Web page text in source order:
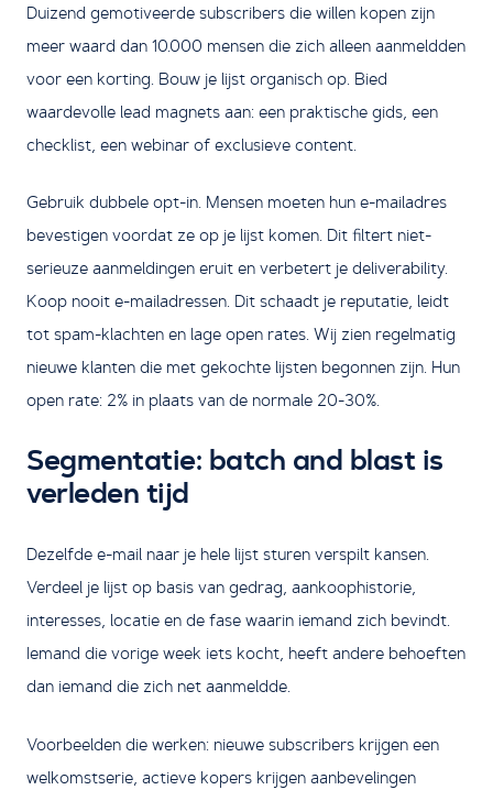
Duizend gemotiveerde subscribers die willen kopen zijn
meer waard dan 10.000 mensen die zich alleen aanmeldden
voor een korting. Bouw je lijst organisch op. Bied
waardevolle lead magnets aan: een praktische gids, een
checklist, een webinar of exclusieve content.
Gebruik dubbele opt-in. Mensen moeten hun e-mailadres
bevestigen voordat ze op je lijst komen. Dit filtert niet-
serieuze aanmeldingen eruit en verbetert je deliverability.
Koop nooit e-mailadressen. Dit schaadt je reputatie, leidt
tot spam-klachten en lage open rates. Wij zien regelmatig
nieuwe klanten die met gekochte lijsten begonnen zijn. Hun
open rate: 2% in plaats van de normale 20-30%.
Segmentatie: batch and blast is
verleden tijd
Dezelfde e-mail naar je hele lijst sturen verspilt kansen.
Verdeel je lijst op basis van gedrag, aankoophistorie,
interesses, locatie en de fase waarin iemand zich bevindt.
Iemand die vorige week iets kocht, heeft andere behoeften
dan iemand die zich net aanmeldde.
Voorbeelden die werken: nieuwe subscribers krijgen een
welkomstserie, actieve kopers krijgen aanbevelingen